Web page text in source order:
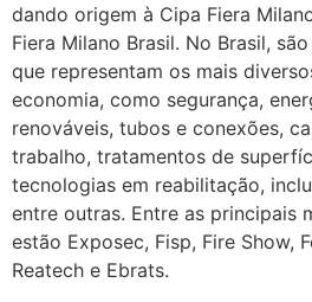
dando origem à Cipa Fiera
Fiera Milano Brasil. No Brasil,
que representam os mais
economia, como segurança,
renováveis, tubos e conexões,
trabalho, tratamentos de
tecnologias em reabilitação,
entre outras. Entre as principais
estão Exposec, Fisp, Fire Show,
Reatech e Ebrats.